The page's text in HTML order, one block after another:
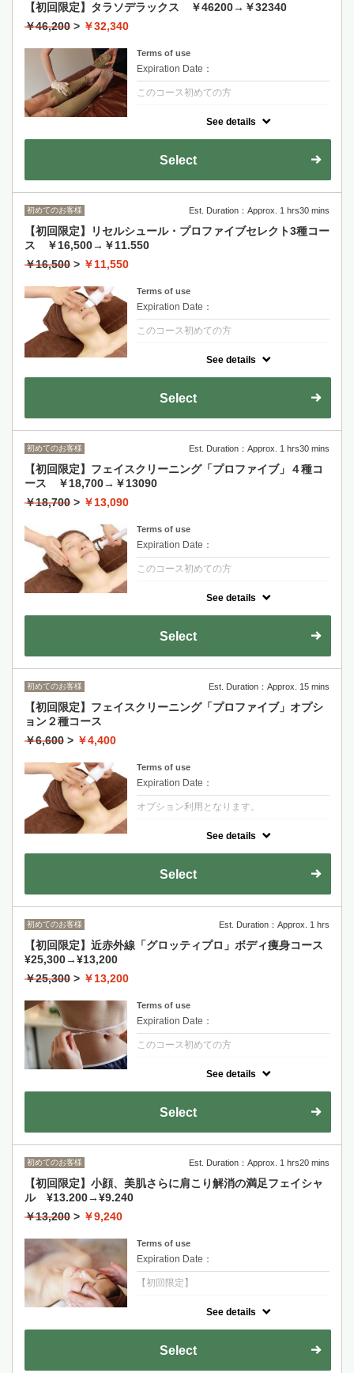
【初回限定】タラソデラックス ￥46200→￥32340
￥46,200 > ￥32,340
Terms of use
Expiration Date：
このコース初めての方
タミンを経皮吸収させるタラソテラピー。新
陳代謝やホルモンバランスの悪い方、セルラ
イト、冷え、皮膚の弛みが気になる方に最適
ボディ＆フェイシャルのリンパマッサージが
セットのデラックスコースです。
See details
Select
初めてのお客様 Est. Duration：Approx. 1 hrs30 mins
【初回限定】リセルシュール・プロファイブセレクト3種コー
ス ￥16,500→￥11.550
￥16,500 > ￥11,550
Terms of use
Expiration Date：
このコース初めての方
毛穴→表皮→表情筋→深層筋まで、しっかり
アプローチできるためシミ・シワ・たるみ・
毛穴・ニキビを即効改善してくれます。
See details
Select
初めてのお客様 Est. Duration：Approx. 1 hrs30 mins
【初回限定】フェイスクリーニング「プロファイブ」４種コ
ース ￥18,700→￥13090
￥18,700 > ￥13,090
Terms of use
Expiration Date：
このコース初めての方
表皮→表情筋→深層筋まで、しっかりアプロ
ーチできるためシミ・シワ・たるみ・毛穴・
ニキビを即効改善してくれます。 お肌に合わ
See details
Select
初めてのお客様 Est. Duration：Approx. 15 mins
【初回限定】フェイスクリーニング「プロファイブ」オプシ
ョン２種コース
￥6,600 > ￥4,400
Terms of use
Expiration Date：
オプション利用となります。
ブルピーリング＆イオン導入orポレーション
からお肌に合わせたセレクト2種コースオプ
ション使用です
See details
Select
初めてのお客様 Est. Duration：Approx. 1 hrs
【初回限定】近赤外線「グロッティプロ」ボディ痩身コース
¥25,300→¥13,200
￥25,300 > ￥13,200
Terms of use
Expiration Date：
このコース初めての方
ロッティプロ」を使用した新コース。ご希望
の部位の痩身効果が望めます。
See details
Select
初めてのお客様 Est. Duration：Approx. 1 hrs20 mins
【初回限定】小顔、美肌さらに肩こり解消の満足フェイシャ
ル ¥13.200→¥9.240
￥13,200 > ￥9,240
Terms of use
Expiration Date：
【初回限定】
肩こり解消、小顔も手に入れ、さらに選べる
肌別パックとヘッドマッサージがセットの欲
張りコースです。
See details
Select